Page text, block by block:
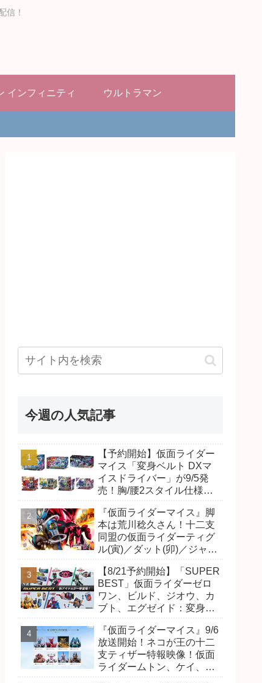
信！
インフィニティ ウルトラマン
今週の人気記事
【予約開始】仮面ライダー
マイス「変身ベルト DXマ
イスドライバー」が9/5発
売！胸/腰2スタイル仕様！
ッシュ、ジャオ/バイト、ケ
イ/ショットボーンバックル
も！
『仮面ライダーマイス』脚
本は荒川稔久さん！十二支
同盟の仮面ライダーティグ
ル(寅)／ダット(卯)／ジャオ
尾達臣のキャストが発表！
トリガーのアキト金子隼也
さんも変身！
【8/21予約開始】「SUPER
BEST」仮面ライダーゼロ
ワン、ビルド、ジオウ、カ
ブト、エグゼイド：変身ベ
ー、DXネオディケイドライ
バー、DXホッパーゼクター
ほか12点！
『仮面ライダーマイス』9/6
放送開始！ネコが王の十二
支ティザー特報映像！仮面
ライダームトン、ケイ、ヴ